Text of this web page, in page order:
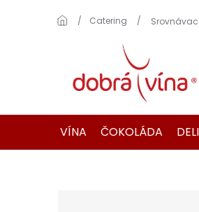
VÍNA
ČOKOLÁDA
Domů
Catering